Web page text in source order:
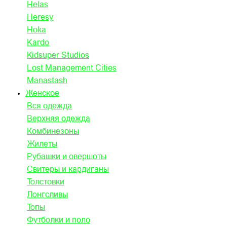
Helas
Heresy
Hoka
Kardo
Kidsuper Studios
Lost Management Cities
Manastash
Женское
Вся одежда
Верхняя одежда
Комбинезоны
Жилеты
Рубашки и овершоты
Свитеры и кардиганы
Толстовки
Лонгсливы
Топы
Футболки и поло